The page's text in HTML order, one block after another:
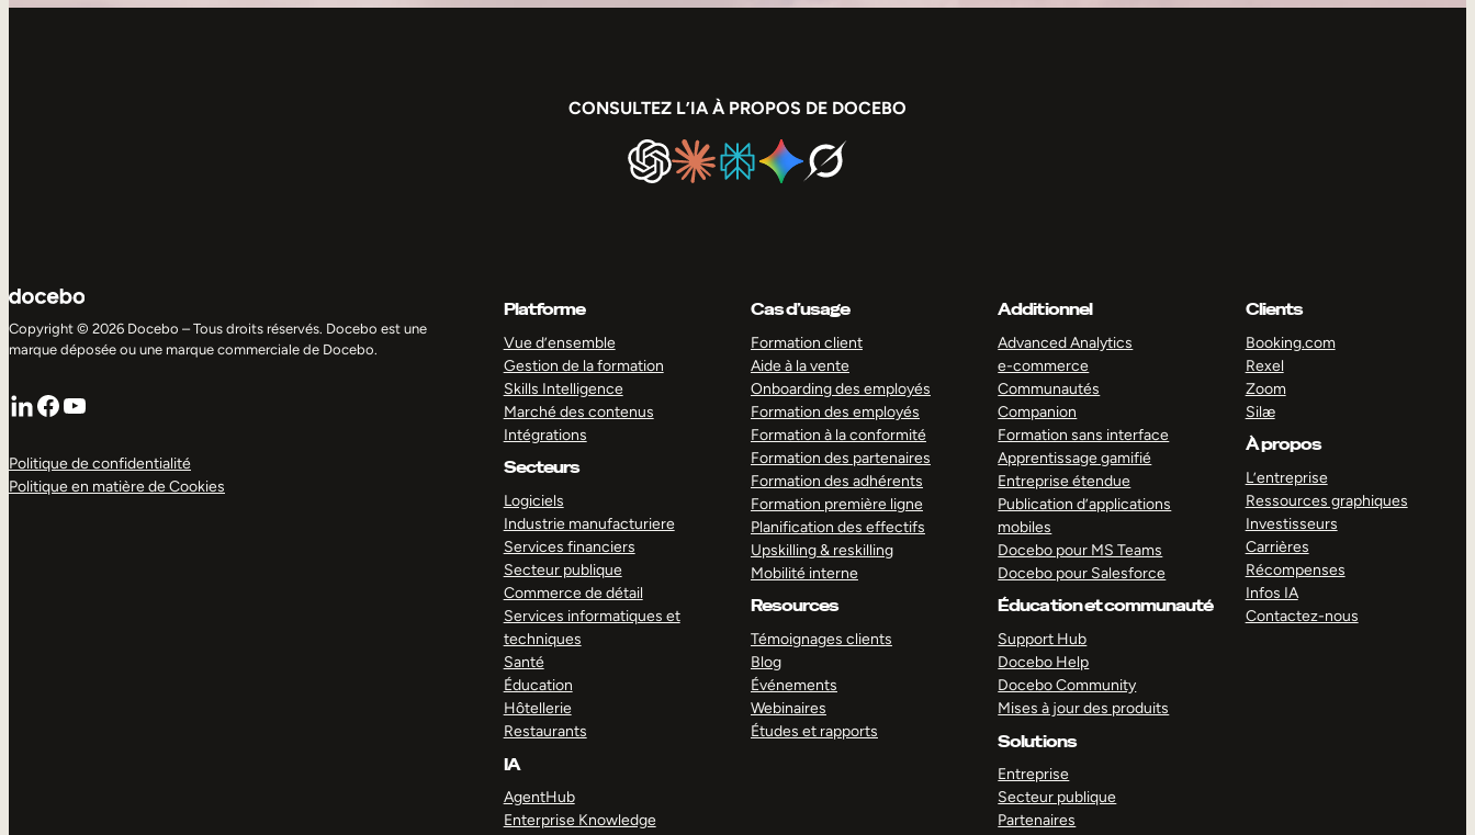
CONSULTEZ L’IA À PROPOS DE DOCEBO
Copyright © 2026 Docebo – Tous droits réservés. Docebo est une
marque déposée ou une marque commerciale de Docebo.
LinkedIn
Facebook
YouTube
Politique de confidentialité
Politique en matière de Cookies
Platforme
Vue d’ensemble
Gestion de la formation
Skills Intelligence
Marché des contenus
Intégrations
Secteurs
Logiciels
Industrie manufacturiere
Services financiers
Secteur publique
Commerce de détail
Services informatiques et
techniques
Santé
Éducation
Hôtellerie
Restaurants
IA
AgentHub
Enterprise Knowledge
Cas d’usage
Formation client
Aide à la vente
Onboarding des employés
Formation des employés
Formation à la conformité
Formation des partenaires
Formation des adhérents
Formation première ligne
Planification des effectifs
Upskilling & reskilling
Mobilité interne
Resources
Témoignages clients
Blog
Événements
Webinaires
Études et rapports
Additionnel
Advanced Analytics
e-commerce
Communautés
Companion
Formation sans interface
Apprentissage gamifié
Entreprise étendue
Publication d’applications
mobiles
Docebo pour MS Teams
Docebo pour Salesforce
Éducation et communauté
Support Hub
Docebo Help
Docebo Community
Mises à jour des produits
Solutions
Entreprise
Secteur publique
Partenaires
Clients
Booking.com
Rexel
Zoom
Silæ
À propos
L’entreprise
Ressources graphiques
Investisseurs
Carrières
Récompenses
Infos IA
Contactez-nous